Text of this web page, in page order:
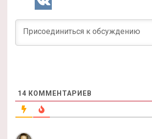
14 КОММЕНТАРИЕВ